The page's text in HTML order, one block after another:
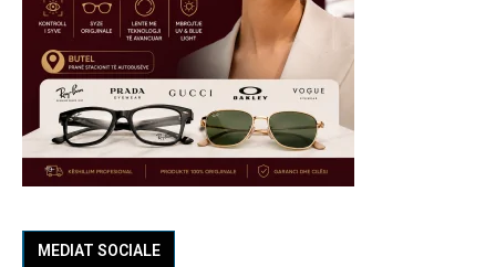
MEDIAT SOCIALE